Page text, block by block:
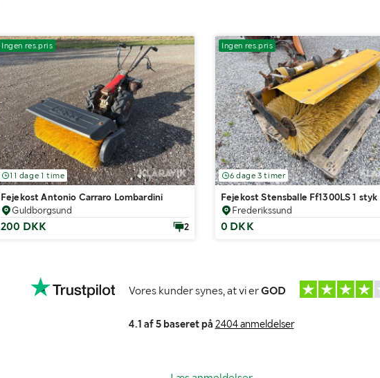
Ingen res.pris
11 dage 1 time
Fejekost Antonio Carraro Lombardini
Guldborgsund
200 DKK 2
Ingen res.pris
6 dage 3 timer
Fejekost Stensballe Ff1300LS 1 styk
Frederikssund
0 DKK
Vores kunder synes, at vi erGOD
4.1 af 5 baseret på 2404 anmeldelser